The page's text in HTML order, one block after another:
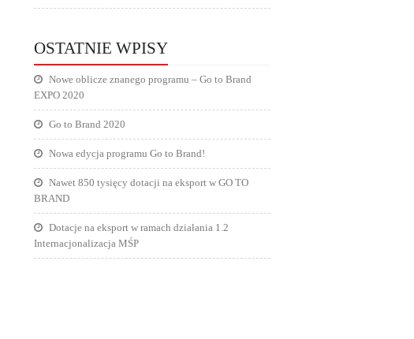
OSTATNIE WPISY
Nowe oblicze znanego programu – Go to Brand
EXPO 2020
Go to Brand 2020
Nowa edycja programu Go to Brand!
Nawet 850 tysięcy dotacji na eksport w GO TO
BRAND
Dotacje na eksport w ramach działania 1.2
Internacjonalizacja MŚP